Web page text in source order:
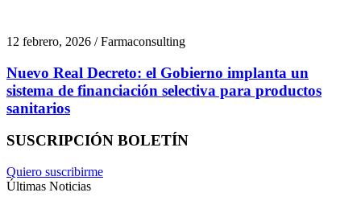
12 febrero, 2026 / Farmaconsulting
Nuevo Real Decreto: el Gobierno implanta un
sistema de financiación selectiva para productos
sanitarios
SUSCRIPCIÓN BOLETÍN
Quiero suscribirme
Últimas Noticias